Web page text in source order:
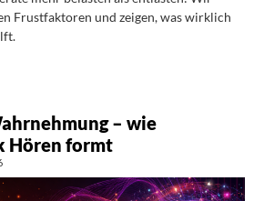
Frustfaktoren und zeigen, was wirklich
– wie
Hören formt